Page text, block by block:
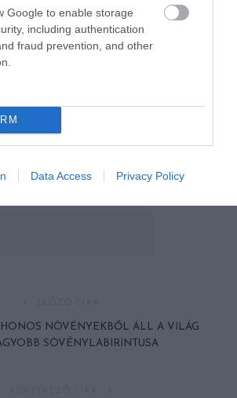
Google to enable storage
including authentication
fraud prevention, and other
Data Access Privacy Policy
NÖVÉNYEKBŐL ÁLL A VILÁG
SÖVÉNYLABIRINTUSA